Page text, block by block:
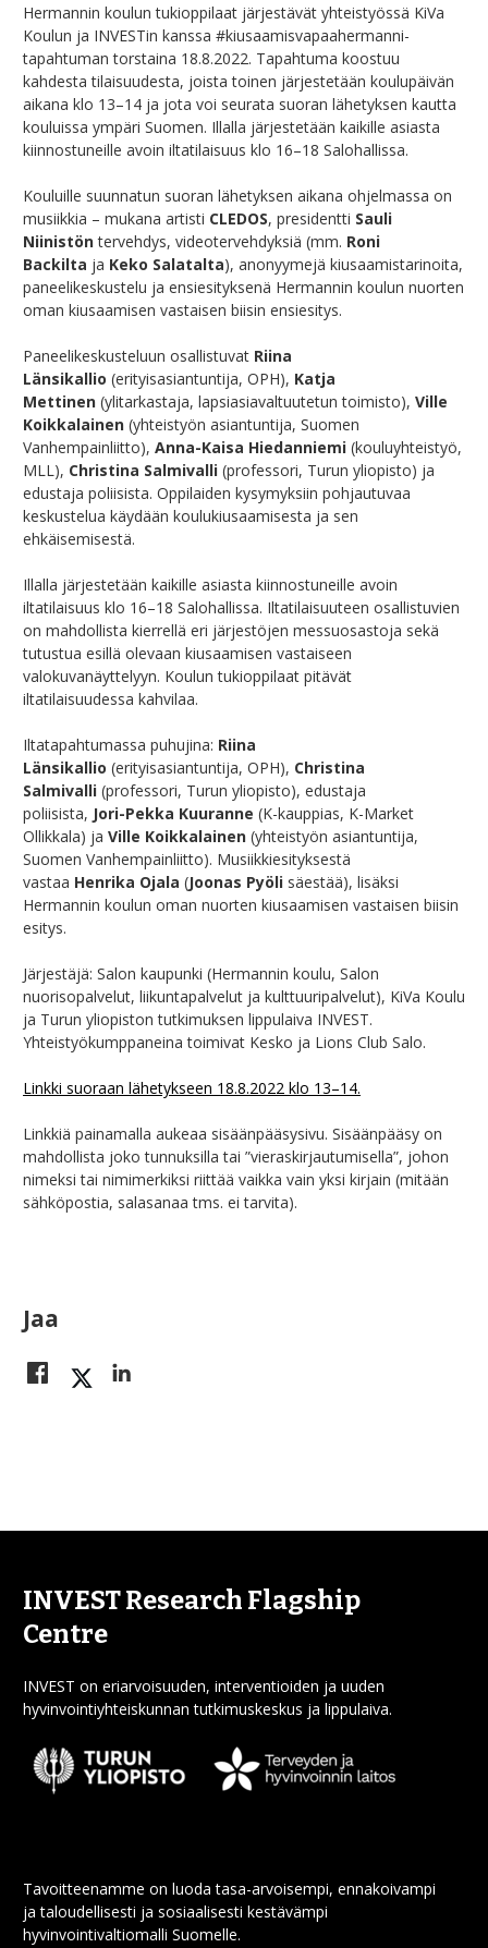
Hermannin koulun tukioppilaat järjestävät yhteistyössä KiVa
Koulun ja INVESTin kanssa #kiusaamisvapaahermanni-
tapahtuman torstaina 18.8.2022. Tapahtuma koostuu
kahdesta tilaisuudesta, joista toinen järjestetään koulupäivän
aikana klo 13–14 ja jota voi seurata suoran lähetyksen kautta
kouluissa ympäri Suomen. Illalla järjestetään kaikille asiasta
kiinnostuneille avoin iltatilaisuus klo 16–18 Salohallissa.
Kouluille suunnatun suoran lähetyksen aikana ohjelmassa on
musiikkia – mukana artisti CLEDOS, presidentti Sauli
Niinistöntervehdys, videotervehdyksiä (mm. Roni
Backilta ja Keko Salatalta), anonyymejä kiusaamistarinoita,
paneelikeskustelu ja ensiesityksenä Hermannin koulun nuorten
oman kiusaamisen vastaisen biisin ensiesitys.
Paneelikeskusteluun osallistuvat Riina
Länsikallio (erityisasiantuntija, OPH), Katja
Mettinen (ylitarkastaja, lapsiasiavaltuutetun toimisto), Ville
Koikkalainen (yhteistyön asiantuntija, Suomen
Vanhempainliitto), Anna-Kaisa Hiedanniemi (kouluyhteistyö,
MLL), Christina Salmivalli (professori, Turun yliopisto) ja
edustaja poliisista. Oppilaiden kysymyksiin pohjautuvaa
keskustelua käydään koulukiusaamisesta ja sen
ehkäisemisestä.
Illalla järjestetään kaikille asiasta kiinnostuneille avoin
iltatilaisuus klo 16–18 Salohallissa. Iltatilaisuuteen osallistuvien
on mahdollista kierrellä eri järjestöjen messuosastoja sekä
tutustua esillä olevaan kiusaamisen vastaiseen
valokuvanäyttelyyn. Koulun tukioppilaat pitävät
iltatilaisuudessa kahvilaa.
Iltatapahtumassa puhujina: Riina
Länsikallio (erityisasiantuntija, OPH), Christina
Salmivalli (professori, Turun yliopisto), edustaja
poliisista, Jori-Pekka Kuuranne (K-kauppias, K-Market
Ollikkala) ja Ville Koikkalainen (yhteistyön asiantuntija,
Suomen Vanhempainliitto). Musiikkiesityksestä
vastaa Henrika Ojala (Joonas Pyöli säestää), lisäksi
Hermannin koulun oman nuorten kiusaamisen vastaisen biisin
esitys.
Järjestäjä: Salon kaupunki (Hermannin koulu, Salon
nuorisopalvelut, liikuntapalvelut ja kulttuuripalvelut), KiVa Koulu
ja Turun yliopiston tutkimuksen lippulaiva INVEST.
Yhteistyökumppaneina toimivat Kesko ja Lions Club Salo.
Linkki suoraan lähetykseen 18.8.2022 klo 13–14.
Linkkiä painamalla aukeaa sisäänpääsysivu. Sisäänpääsy on
mahdollista joko tunnuksilla tai ”vieraskirjautumisella”, johon
nimeksi tai nimimerkiksi riittää vaikka vain yksi kirjain (mitään
sähköpostia, salasanaa tms. ei tarvita).
Jaa
INVEST Research Flagship
Centre
INVEST on eriarvoisuuden, interventioiden ja uuden
hyvinvointiyhteiskunnan tutkimuskeskus ja lippulaiva.
Tavoitteenamme on luoda tasa-arvoisempi, ennakoivampi
ja taloudellisesti ja sosiaalisesti kestävämpi
hyvinvointivaltiomalli Suomelle.